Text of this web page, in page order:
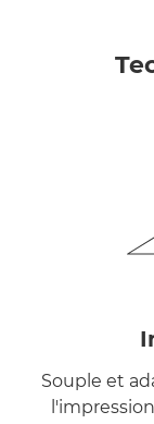
Souple et